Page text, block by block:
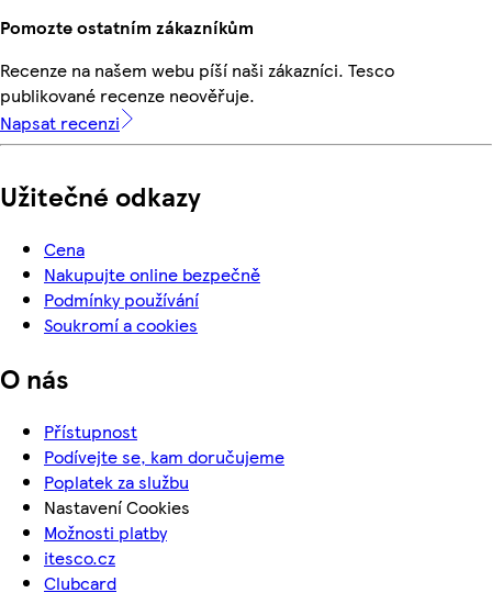
Pomozte ostatním zákazníkům
Recenze na našem webu píší naši zákazníci. Tesco
publikované recenze neověřuje.
Napsat recenzi
Užitečné odkazy
Cena
Nakupujte online bezpečně
Podmínky používání
Soukromí a cookies
O nás
Přístupnost
Podívejte se, kam doručujeme
Poplatek za službu
Nastavení Cookies
Možnosti platby
itesco.cz
Clubcard